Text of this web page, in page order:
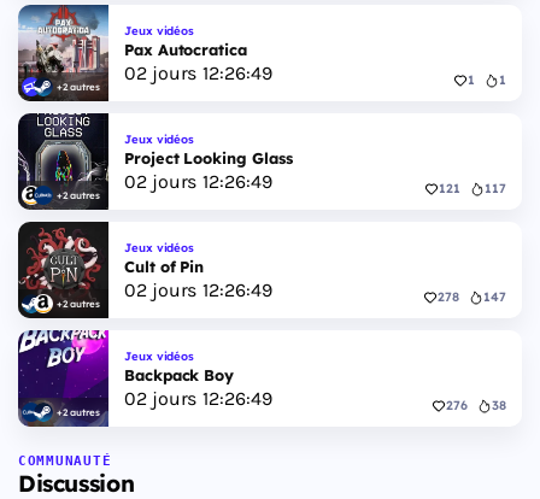
+2 autres
Jeux vidéos
Pax Autocratica
02jours 12:26:48 1 1
+2 autres
Jeux vidéos
Project Looking Glass
02jours 12:26:48 121 117
+2 autres
Jeux vidéos
Cult of Pin
02jours 12:26:48 278 147
+2 autres
Jeux vidéos
Backpack Boy
02jours 12:26:48 276 38
COMMUNAUTÉ
Discussion